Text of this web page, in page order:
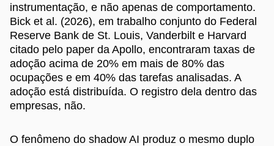
instrumentação, e não apenas de comportamento.
Bick et al. (2026), em trabalho conjunto do Federal
Reserve Bank de St. Louis, Vanderbilt e Harvard
citado pelo paper da Apollo, encontraram taxas de
adoção acima de 20% em mais de 80% das
ocupações e em 40% das tarefas analisadas. A
adoção está distribuída. O registro dela dentro das
empresas, não.
O fenômeno do shadow AI produz o mesmo duplo